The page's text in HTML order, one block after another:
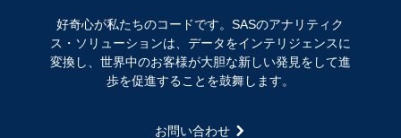
好奇心が私たちのコードです。SASのアナリティク
ス・ソリューションは、データをインテリジェンスに
変換し、世界中のお客様が大胆な新しい発見をして進
歩を促進することを鼓舞します。
お問い合わせ
サポート
ソリューション
トレーニング
IoT